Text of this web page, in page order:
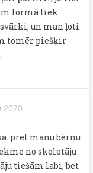
formā tiek
un man ļoti
tomēr piešķir
pret manu bērnu
no skolotāju
tiešām labi, bet